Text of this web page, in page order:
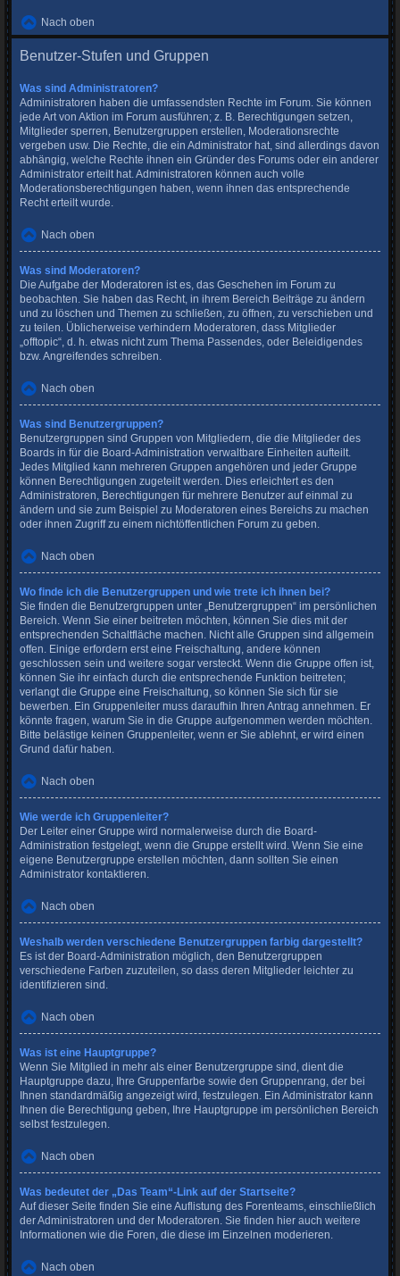
Nach oben
Benutzer-Stufen und Gruppen
Was sind Administratoren?
Administratoren haben die umfassendsten Rechte im Forum. Sie können
jede Art von Aktion im Forum ausführen; z. B. Berechtigungen setzen,
Mitglieder sperren, Benutzergruppen erstellen, Moderationsrechte
vergeben usw. Die Rechte, die ein Administrator hat, sind allerdings davon
abhängig, welche Rechte ihnen ein Gründer des Forums oder ein anderer
Administrator erteilt hat. Administratoren können auch volle
Moderationsberechtigungen haben, wenn ihnen das entsprechende
Recht erteilt wurde.
Nach oben
Was sind Moderatoren?
Die Aufgabe der Moderatoren ist es, das Geschehen im Forum zu
beobachten. Sie haben das Recht, in ihrem Bereich Beiträge zu ändern
und zu löschen und Themen zu schließen, zu öffnen, zu verschieben und
zu teilen. Üblicherweise verhindern Moderatoren, dass Mitglieder
„offtopic“, d. h. etwas nicht zum Thema Passendes, oder Beleidigendes
bzw. Angreifendes schreiben.
Nach oben
Was sind Benutzergruppen?
Benutzergruppen sind Gruppen von Mitgliedern, die die Mitglieder des
Boards in für die Board-Administration verwaltbare Einheiten aufteilt.
Jedes Mitglied kann mehreren Gruppen angehören und jeder Gruppe
können Berechtigungen zugeteilt werden. Dies erleichtert es den
Administratoren, Berechtigungen für mehrere Benutzer auf einmal zu
ändern und sie zum Beispiel zu Moderatoren eines Bereichs zu machen
oder ihnen Zugriff zu einem nichtöffentlichen Forum zu geben.
Nach oben
Wo finde ich die Benutzergruppen und wie trete ich ihnen bei?
Sie finden die Benutzergruppen unter „Benutzergruppen“ im persönlichen
Bereich. Wenn Sie einer beitreten möchten, können Sie dies mit der
entsprechenden Schaltfläche machen. Nicht alle Gruppen sind allgemein
offen. Einige erfordern erst eine Freischaltung, andere können
geschlossen sein und weitere sogar versteckt. Wenn die Gruppe offen ist,
können Sie ihr einfach durch die entsprechende Funktion beitreten;
verlangt die Gruppe eine Freischaltung, so können Sie sich für sie
bewerben. Ein Gruppenleiter muss daraufhin Ihren Antrag annehmen. Er
könnte fragen, warum Sie in die Gruppe aufgenommen werden möchten.
Bitte belästige keinen Gruppenleiter, wenn er Sie ablehnt, er wird einen
Grund dafür haben.
Nach oben
Wie werde ich Gruppenleiter?
Der Leiter einer Gruppe wird normalerweise durch die Board-
Administration festgelegt, wenn die Gruppe erstellt wird. Wenn Sie eine
eigene Benutzergruppe erstellen möchten, dann sollten Sie einen
Administrator kontaktieren.
Nach oben
Weshalb werden verschiedene Benutzergruppen farbig dargestellt?
Es ist der Board-Administration möglich, den Benutzergruppen
verschiedene Farben zuzuteilen, so dass deren Mitglieder leichter zu
identifizieren sind.
Nach oben
Was ist eine Hauptgruppe?
Wenn Sie Mitglied in mehr als einer Benutzergruppe sind, dient die
Hauptgruppe dazu, Ihre Gruppenfarbe sowie den Gruppenrang, der bei
Ihnen standardmäßig angezeigt wird, festzulegen. Ein Administrator kann
Ihnen die Berechtigung geben, Ihre Hauptgruppe im persönlichen Bereich
selbst festzulegen.
Nach oben
Was bedeutet der „Das Team“-Link auf der Startseite?
Auf dieser Seite finden Sie eine Auflistung des Forenteams, einschließlich
der Administratoren und der Moderatoren. Sie finden hier auch weitere
Informationen wie die Foren, die diese im Einzelnen moderieren.
Nach oben